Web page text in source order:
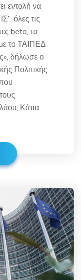
εντολή να
όλες τις
beta, τα
το ΤΑΙΠΕΔ
δήλωσε ο
Πολιτικής
Κάτια